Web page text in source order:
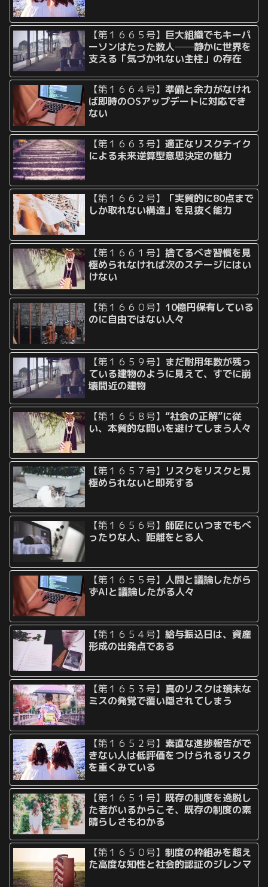
【第１６６５号】 巨大組織でもキーパ
ーソンはたった数人──静かに世界を
支える「気づかれない主柱」の存在
【第１６６４号】準備と余力がなけれ
ば即時のOSアップデートに対応でき
ない
【第１６６３号】適正なリスクテイク
による未来逆算型意思決定の魅力
【第１６６２号】
「実質的に80点まで
しか取れない構造」を見抜く能力
【第１６６１号】捨てるべき習慣を見
極められなければ次のステージにはい
けない
【第１６６０号】 10億円保有している
のに自由ではない人々
【第１６５９号】 まだ耐用年数が残っ
ている建物のように見えて、すでに崩
壊間近の建物
【第１６５８号】“社会の正解”に従
い、本質的な問いを避けてしまう人々
【第１６５７号】 リスクをリスクと見
極められないと即死する
【第１６５６号】 師匠にいつまでもべ
ったりな人、距離をとる人
【第１６５５号】人間と議論したがら
ずAIと議論したがる人々
【第１６５４号】給与振込日は、資産
形成の出発点である
【第１６５３号】 真のリスクは瑣末な
ミスの発覚で覆い隠されてしまう
【第１６５２号】素直な進捗報告がで
きない人は低評価をつけられるリスク
を重くみている
【第１６５１号】既存の制度を逸脱し
た者がいるからこそ、既存の制度の素
晴らしさもわかる
【第１６５０号】制度の枠組みを超え
た高度な知性と社会的認証のジレンマ